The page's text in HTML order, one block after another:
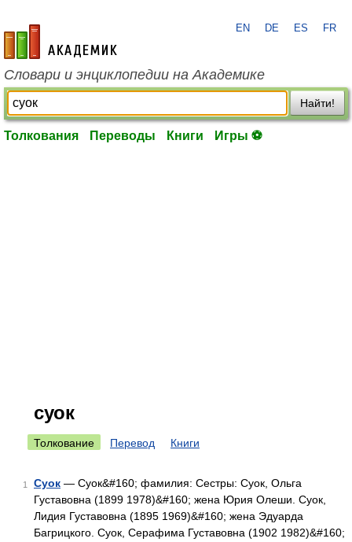
academic.ru
EN DE ES FR
Словари и энциклопедии на Академике
Найти!
Толкования Переводы Книги Игры ⚽
суок
Толкование Перевод Книги
1 Суок — Суок&#160; фамилия: Сестры: Суок, Ольга
Густавовна (1899 1978)&#160; жена Юрия Олеши. Суок,
Лидия Густавовна (1895 1969)&#160; жена Эдуарда
Багрицкого. Суок, Серафима Густавовна (1902 1982)&#160;